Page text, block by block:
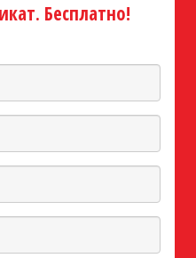
Бесплатно!